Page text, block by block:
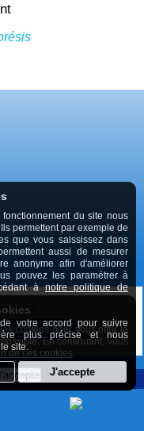
e-mail :
INSCRIPTION
cookies pour vous offrir la
En continuant, vous
de ces cookies.
du site nous
permettent par exemple de
que vous saississez dans
aussi de mesurer
anonyme afin d'améliorer
pouvez les paramétrer à
ànotre politique de
votre accord pour suivre
plus précise et nous
site.